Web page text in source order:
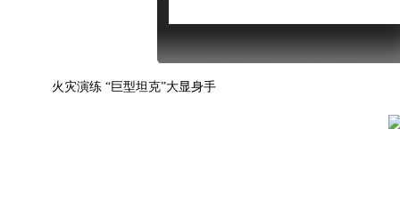
火灾演练 “巨型坦克”大显身手